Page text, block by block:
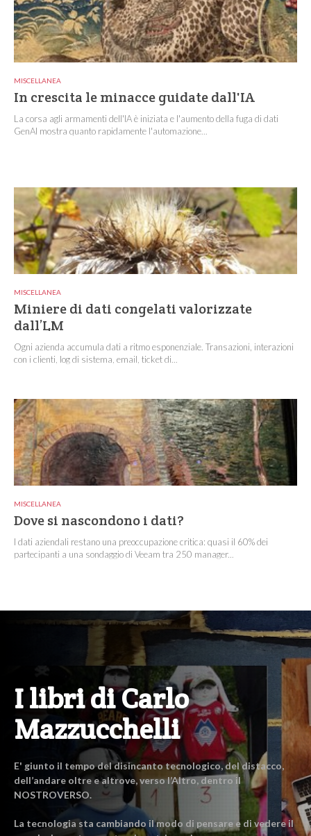
MISCELLANEA
In crescita le minacce guidate dall'IA
La corsa agli armamenti dell'IA è iniziata e l'aumento della fuga di dati
GenAI mostra quanto rapidamente l'automazione...
MISCELLANEA
Miniere di dati congelati valorizzate
dall’LM
Ogni azienda accumula dati a ritmo esponenziale. Transazioni, interazioni
con i clienti, log di sistema, email, ticket di...
MISCELLANEA
Dove si nascondono i dati?
I dati aziendali restano una preoccupazione critica: quasi il 60% dei
partecipanti a una sondaggio di Veeam tra 250 manager...
I libri di Carlo
Mazzucchelli
E' giunto il tempo del disincanto tecnologico, del distacco,
dell’andare oltre e altrove, verso l’Altro, dentro il
NOSTROVERSO.
La tecnologia sta cambiando il modo di pensare e di vedere il